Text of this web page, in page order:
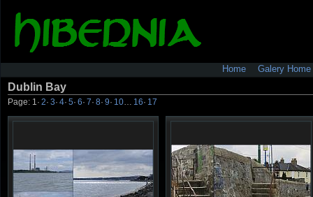
Home Galery Home
Dublin Bay
Page: 1 · 2· 3· 4· 5· 6· 7· 8· 9· 10 16· 17